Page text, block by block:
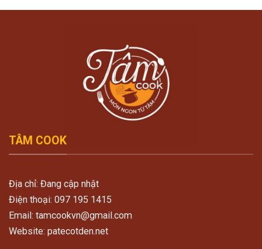
TÂM COOK
Địa chỉ: Đang cập nhật
Điện thoại: 097 195 1415
Email: tamcookvn@gmail.com
Website: patecotden.net